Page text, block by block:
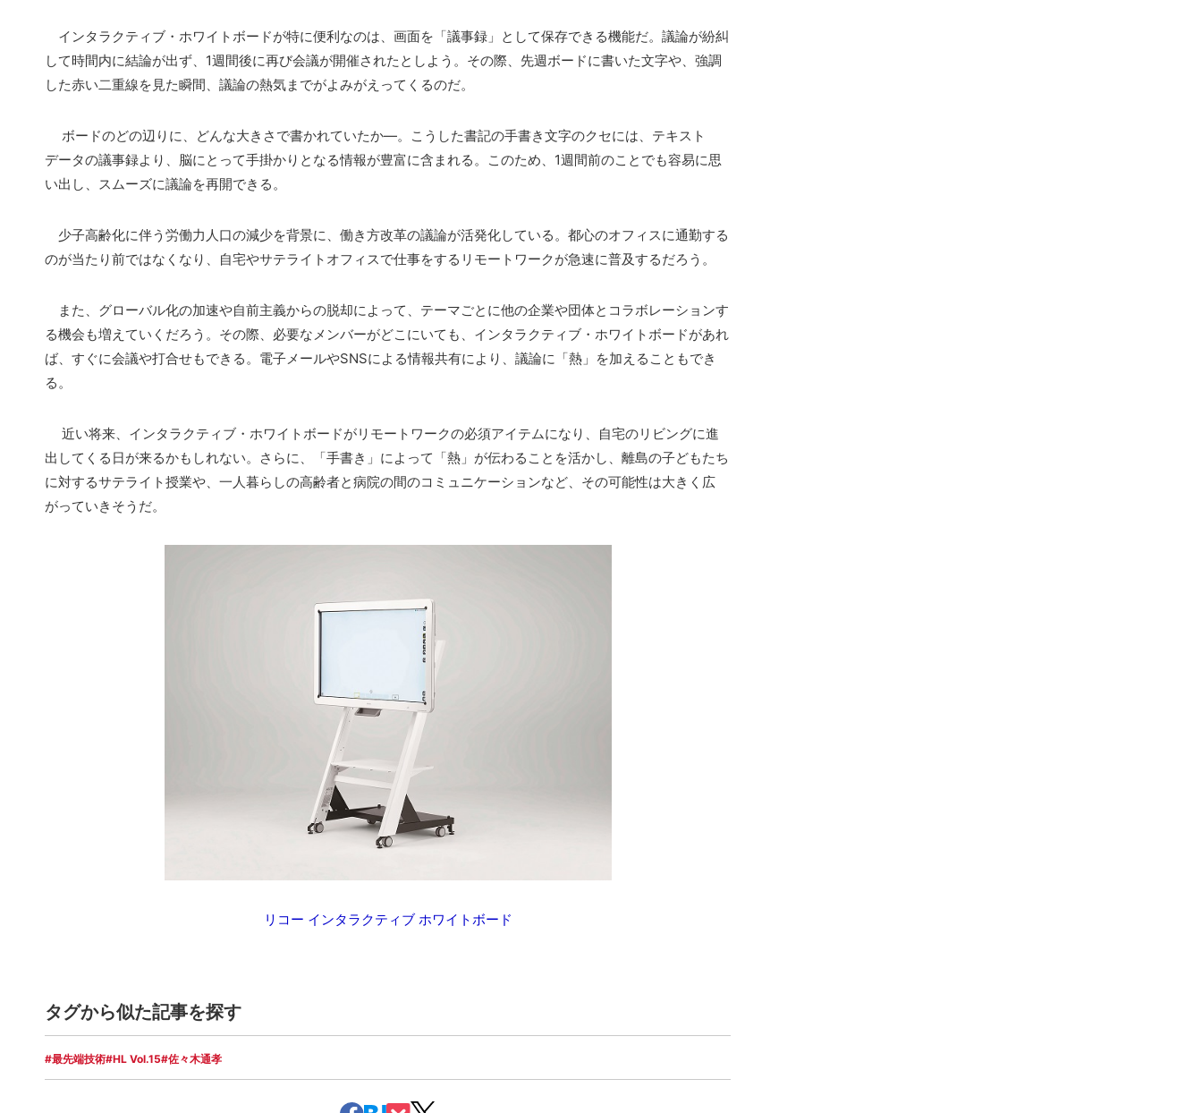
インタラクティブ・ホワイトボードが特に便利なのは、画面を「議事録」として保存できる機能だ。議論が紛糾
して時間内に結論が出ず、1週間後に再び会議が開催されたとしよう。その際、先週ボードに書いた文字や、強調
した赤い二重線を見た瞬間、議論の熱気までがよみがえってくるのだ。
ボードのどの辺りに、どんな大きさで書かれていたか―。こうした書記の手書き文字のクセには、テキスト
データの議事録より、脳にとって手掛かりとなる情報が豊富に含まれる。このため、1週間前のことでも容易に思
い出し、スムーズに議論を再開できる。
少子高齢化に伴う労働力人口の減少を背景に、働き方改革の議論が活発化している。都心のオフィスに通勤する
のが当たり前ではなくなり、自宅やサテライトオフィスで仕事をするリモートワークが急速に普及するだろう。
また、グローバル化の加速や自前主義からの脱却によって、テーマごとに他の企業や団体とコラボレーションす
る機会も増えていくだろう。その際、必要なメンバーがどこにいても、インタラクティブ・ホワイトボードがあれ
ば、すぐに会議や打合せもできる。電子メールやSNSによる情報共有により、議論に「熱」を加えることもでき
る。
近い将来、インタラクティブ・ホワイトボードがリモートワークの必須アイテムになり、自宅のリビングに進
出してくる日が来るかもしれない。さらに、「手書き」によって「熱」が伝わることを活かし、離島の子どもたち
に対するサテライト授業や、一人暮らしの高齢者と病院の間のコミュニケーションなど、その可能性は大きく広
がっていきそうだ。
リコー インタラクティブ ホワイトボード
タグから似た記事を探す
#最先端技術#HL Vol.15#佐々木通孝